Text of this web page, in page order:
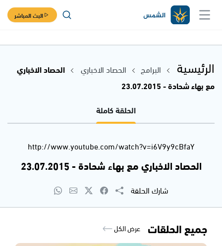
البث المباشر
الرئيسية البرامج الحصاد الاخباري
الحصاد الاخباري
مع بهاء شحادة - 23.07.2015
الحلقة كاملة
http://www.youtube.com/watch?v=i6V9y9cBfaY
الحصاد الاخباري مع بهاء شحادة - 23.07.2015
شارك الحلقة
جميع الحلقات عرض الكل